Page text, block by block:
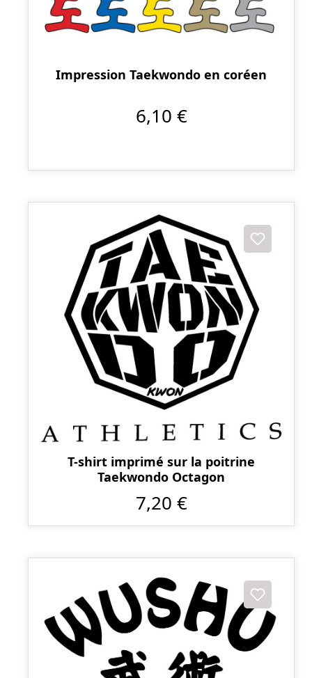
Impression Taekwondo en coréen
6,10 €
T-shirt imprimé sur la poitrine
Taekwondo Octagon
7,20 €